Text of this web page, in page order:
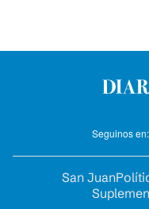
Seguinos en:
San Juan